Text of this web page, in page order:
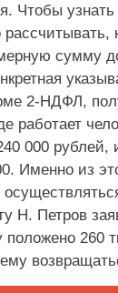
Чтобы
сумму
2-НДФЛ,
работает
000 рублей,
Именно из
Н. Петров
положено 260